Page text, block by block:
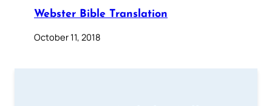
Webster Bible Translation
October 11, 2018